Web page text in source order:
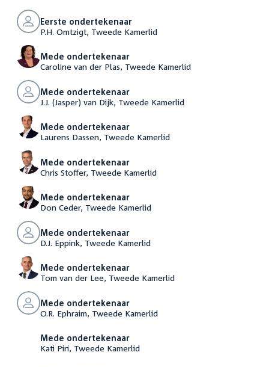
Eerste ondertekenaar
P.H. Omtzigt, Tweede Kamerlid
Mede ondertekenaar
Caroline van der Plas, Tweede Kamerlid
Mede ondertekenaar
J.J. (Jasper) van Dijk, Tweede Kamerlid
Mede ondertekenaar
Laurens Dassen, Tweede Kamerlid
Mede ondertekenaar
Chris Stoffer, Tweede Kamerlid
Mede ondertekenaar
Don Ceder, Tweede Kamerlid
Mede ondertekenaar
D.J. Eppink, Tweede Kamerlid
Mede ondertekenaar
Tom van der Lee, Tweede Kamerlid
Mede ondertekenaar
O.R. Ephraim, Tweede Kamerlid
Mede ondertekenaar
Kati Piri, Tweede Kamerlid